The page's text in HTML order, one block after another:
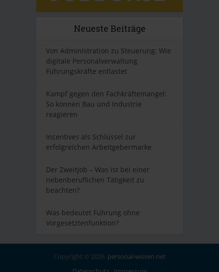
Neueste Beiträge
Von Administration zu Steuerung: Wie
digitale Personalverwaltung
Führungskräfte entlastet
Kampf gegen den Fachkräftemangel:
So können Bau und Industrie
reagieren
Incentives als Schlüssel zur
erfolgreichen Arbeitgebermarke
Der Zweitjob – Was ist bei einer
nebenberuflichen Tätigkeit zu
beachten?
Was bedeutet Führung ohne
Vorgesetztenfunktion?
Copyright © 2026. personal-wissen.net